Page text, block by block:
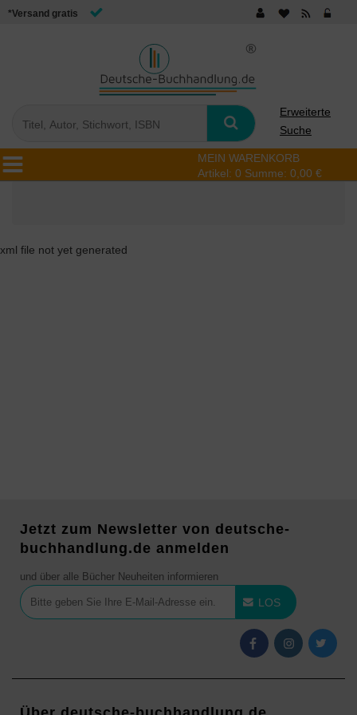
*Versand gratis
Erweiterte
Suche
MEIN WARENKORB
Artikel: 0 Summe: 0,00 €
xml file not yet generated
Jetzt zum Newsletter von deutsche-
buchhandlung.de anmelden
und über alle Bücher Neuheiten informieren
LOS